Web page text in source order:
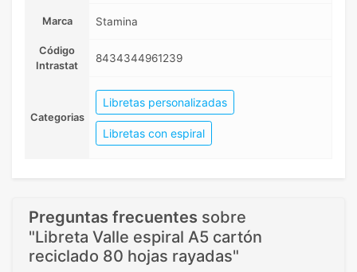
Marca Stamina
Código
Intrastat
8434344961239
Categorias
Libretas personalizadas
Libretas con espiral
Preguntas frecuentes sobre
"Libreta Valle espiral A5 cartón
reciclado 80 hojas rayadas"